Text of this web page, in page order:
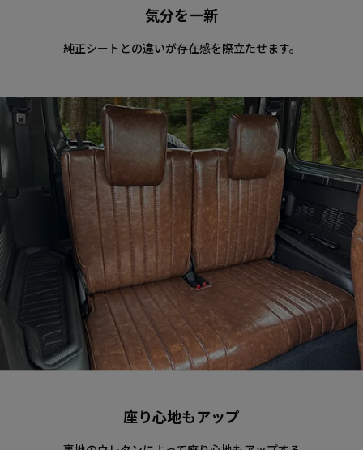
気分を一新
純正シートとの違いが存在感を際立たせます。
座り心地もアップ